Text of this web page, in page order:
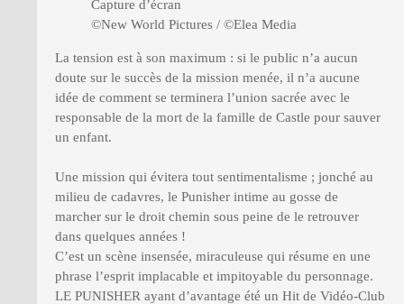
Capture d’écran
©New World Pictures / ©Elea Media
La tension est à son maximum : si le public n’a aucun
doute sur le succès de la mission menée, il n’a aucune
idée de comment se terminera l’union sacrée avec le
responsable de la mort de la famille de Castle pour sauver
un enfant.
Une mission qui évitera tout sentimentalisme ; jonché au
milieu de cadavres, le Punisher intime au gosse de
marcher sur le droit chemin sous peine de le retrouver
dans quelques années !
C’est un scène insensée, miraculeuse qui résume en une
phrase l’esprit implacable et impitoyable du personnage.
LE PUNISHER ayant d’avantage été un Hit de Vidéo-Club